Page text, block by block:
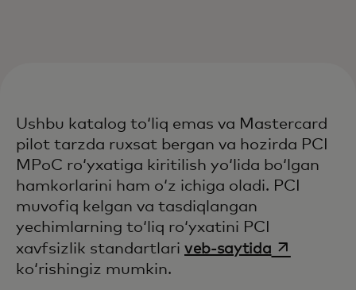
Ushbu katalog toʻliq emas va Mastercard
pilot tarzda ruxsat bergan va hozirda PCI
MPoC roʻyxatiga kiritilish yoʻlida boʻlgan
hamkorlarini ham oʻz ichiga oladi. PCI
muvofiq kelgan va tasdiqlangan
yechimlarning toʻliq roʻyxatini PCI
xavfsizlik standartlari veb-saytidaopens in a
koʻrishingiz mumkin.